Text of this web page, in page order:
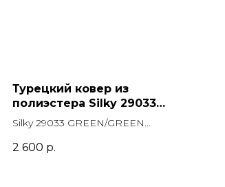
Турецкий ковер из
полиэстера Silky 29033
GREEN/GREEN Прямоугольник
Silky 29033 GREEN/GREEN
2 600 р.